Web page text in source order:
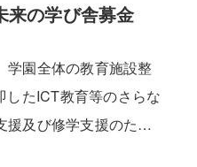
の学び舎募金
学園全体の教育施設整
たICT教育等のさらな
援及び修学支援のため